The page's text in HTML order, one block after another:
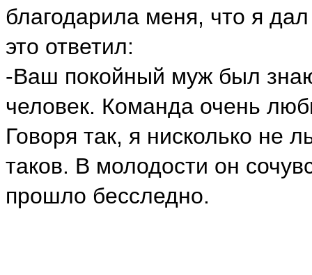
благодарила меня, что я
это ответил:
-Ваш покойный муж был
человек. Команда очень
Говоря так, я нисколько не
таков. В молодости он
прошло бесследно.